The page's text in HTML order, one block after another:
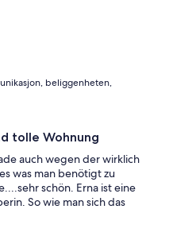
beliggenheten,
tolle Wohnung
auch wegen der wirklich
was man benötigt zu
schön. Erna ist eine
So wie man sich das